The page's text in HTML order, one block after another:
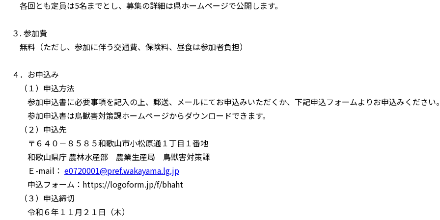
各回とも定員は5名までとし、募集の詳細は県ホームページで公開します。
３. 参加費
無料（ただし、参加に伴う交通費、保険料、昼食は参加者負担）
４．お申込み
（１）申込方法
参加申込書に必要事項を記入の上、郵送、メールにてお申込みいただくか、下記申込フォームよりお申込みください
参加申込書は鳥獣害対策課ホームページからダウンロードできます。
（２）申込先
〒６４０－８５８５和歌山市小松原通１丁目１番地
和歌山県庁 農林水産部 農業生産局 鳥獣害対策課
Ｅ-mail： e0720001@pref.wakayama.lg.jp
申込フォーム：https://logoform.jp/f/bhaht
（３）申込締切
令和６年１１月２１日（木）